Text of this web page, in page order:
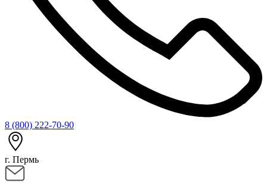
8 (800) 222-70-90
г. Пермь